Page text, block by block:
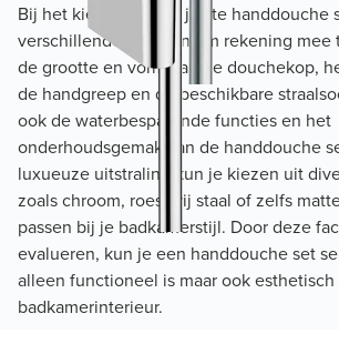
Bij het kiezen van de juiste handdouche
verschillende factoren om rekening mee
de grootte en vorm van de douchekop,
de handgreep en de beschikbare
ook de waterbesparende functies en het
onderhoudsgemak van de handdouche
luxueuze uitstraling kun je kiezen uit
zoals chroom, roestvrij staal of zelfs
passen bij je badkamerstijl. Door deze
evalueren, kun je een handdouche set
alleen functioneel is maar ook
badkamerinterieur.